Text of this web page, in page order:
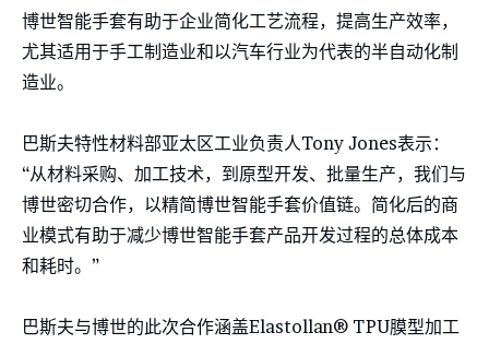
博世智能手套有助于企业简化工艺流程，提高生产效率，
尤其适用于手工制造业和以汽车行业为代表的半自动化制
造业。
巴斯夫特性材料部亚太区工业负责人Tony Jones表示：
“从材料采购、加工技术，到原型开发、批量生产，我们与
博世密切合作，以精简博世智能手套价值链。简化后的商
业模式有助于减少博世智能手套产品开发过程的总体成本
和耗时。”
巴斯夫与博世的此次合作涵盖Elastollan® TPU膜型加工